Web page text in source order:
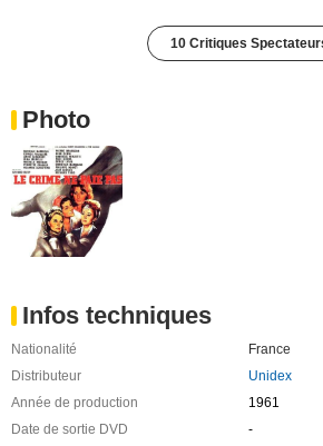
10 Critiques
Photo
Infos techniques
Nationalité
France
Distributeur
Unidex
Année de production
1961
Date de sortie DVD
-